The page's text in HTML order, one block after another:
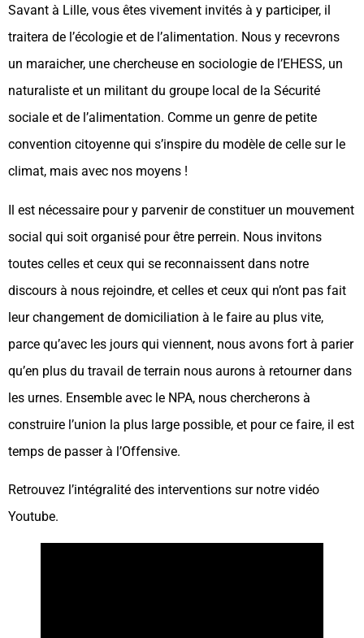
Savant à Lille, vous êtes vivement invités à y participer, il
traitera de l’écologie et de l’alimentation. Nous y recevrons
un maraicher, une chercheuse en sociologie de l’EHESS, un
naturaliste et un militant du groupe local de la Sécurité
sociale et de l’alimentation. Comme un genre de petite
convention citoyenne qui s’inspire du modèle de celle sur le
climat, mais avec nos moyens !
Il est nécessaire pour y parvenir de constituer un mouvement
social qui soit organisé pour être perrein. Nous invitons
toutes celles et ceux qui se reconnaissent dans notre
discours à nous rejoindre, et celles et ceux qui n’ont pas fait
leur changement de domiciliation à le faire au plus vite,
parce qu’avec les jours qui viennent, nous avons fort à parier
qu’en plus du travail de terrain nous aurons à retourner dans
les urnes. Ensemble avec le NPA, nous chercherons à
construire l’union la plus large possible, et pour ce faire, il est
temps de passer à l’Offensive.
Retrouvez l’intégralité des interventions sur notre vidéo
Youtube.